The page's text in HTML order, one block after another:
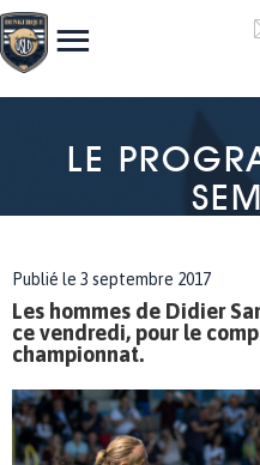
LE
Publié le 3 septembre 2017
Les hommes de Didier
ce vendredi, pour le
championnat.